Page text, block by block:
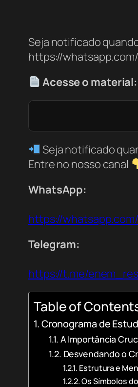
Seja notificado
https://
Acesse o material:
Seja notificado
Entre no nosso canal
WhatsApp:
https://
Telegram:
https://t.me/
Table of
Cronograma de
A Importância
Desvendando o
Estrutura e
Os Símbolos